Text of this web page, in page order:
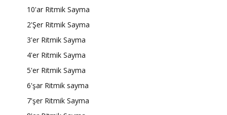
10'ar Ritmik Sayma
2'Şer Ritmik Sayma
3'er Ritmik Sayma
4'er Ritmik Sayma
5'er Ritmik Sayma
6'şar Ritmik sayma
7'şer Ritmik Sayma